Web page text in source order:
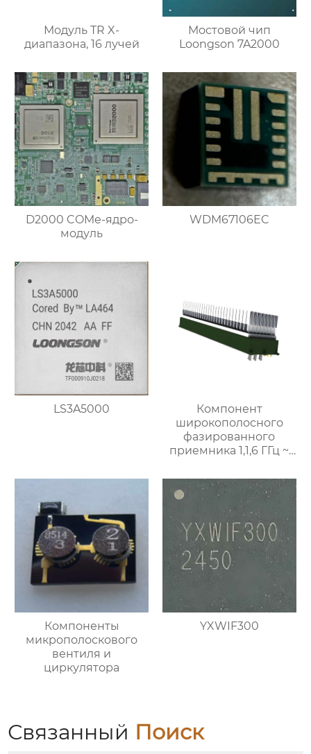
Модуль TR X-
диапазона, 16 лучей
Мостовой чип
Loongson 7A2000
D2000 COMe-ядро-
модуль
WDM67106EC
LS3A5000
Компонент
широкополосного
фазированного
приемника 1,1,6 ГГц ~
Компоненты
микрополоскового
вентиля и
циркулятора
YXWIF300
Связанный Поиск